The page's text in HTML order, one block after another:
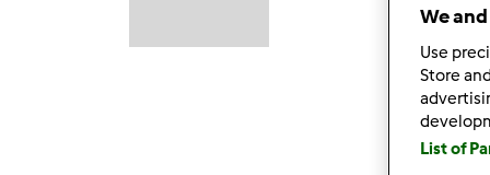
W
We
Use
Store
List of